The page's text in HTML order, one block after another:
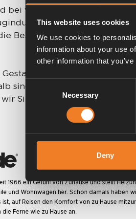
This website uses cookies
We use cookies to
information about your use
other information that
Necessary
Deny
bei wasserbasierten
Um weiterhin an
Besten – eine Mischung
des
sind wir davon überzeugt,
Sie bringen können,
1966 ein Gefühl von Zuhause und stellt
und Wohnwagen her. Schon damals haben
auf Reisen den Komfort von zu Hause
Ferne wie zu Hause an.